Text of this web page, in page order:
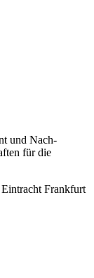
und Nach­
für die
Frankfurt